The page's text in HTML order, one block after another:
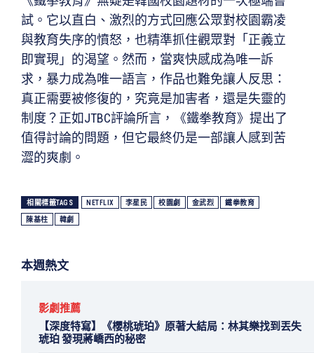
試。它以直白、激烈的方式回應公眾對校園霸凌
與教育失序的憤怒，也精準抓住觀眾對「正義立
即實現」的渴望。然而，當爽快感成為唯一訴
求，暴力成為唯一語言，作品也難免讓人反思：
真正需要被修復的，究竟是加害者，還是失靈的
制度？正如JTBC評論所言，《鐵拳教育》提出了
值得討論的問題，但它最終仍是一部讓人感到苦
澀的爽劇。
相關標籤TAGS NETFLIX 李星民 校園劇 金武烈 鐵拳教育
陳基柱 韓劇
本週熱文
影劇推薦
【深度特寫】《櫻桃琥珀》原著大結局：林其樂找到丟失
琥珀 發現蔣嶠西的秘密